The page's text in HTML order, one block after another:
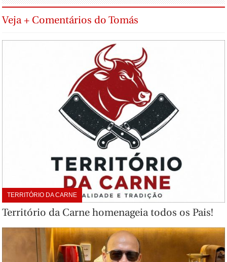
Veja + Comentários do Tomás
TERRITÓRIO DA CARNE
Território da Carne homenageia todos os Pais!